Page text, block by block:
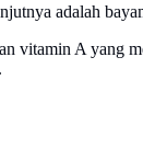
adalah
vitamin A yang